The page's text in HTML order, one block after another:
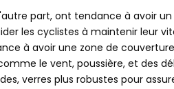
part, ont tendance à avoir
les cyclistes à maintenir leur
à avoir une zone de
le vent, poussière, et des
verres plus robustes pour